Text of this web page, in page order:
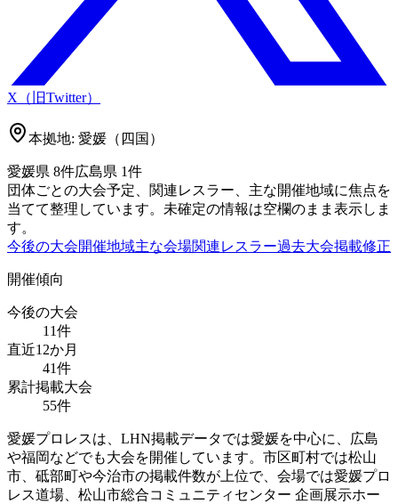
X（旧Twitter）
本拠地: 愛媛（四国）
愛媛県 8件広島県 1件
団体ごとの大会予定、関連レスラー、主な開催地域に焦点を
当てて整理しています。未確定の情報は空欄のまま表示しま
す。
今後の大会開催地域主な会場関連レスラー過去大会掲載修正
開催傾向
今後の大会
11件
直近12か月
41件
累計掲載大会
55件
愛媛プロレスは、LHN掲載データでは愛媛を中心に、広島
や福岡などでも大会を開催しています。市区町村では松山
市、砥部町や今治市の掲載件数が上位で、会場では愛媛プロ
レス道場、松山市総合コミュニティセンター 企画展示ホー